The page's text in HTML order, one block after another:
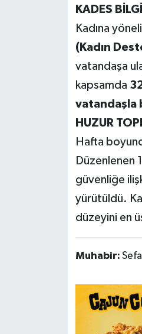
KADES
Kadına
(Kadın
vatandaşa
kapsamda
vatandaşla
HUZUR
Hafta
Düzenlenen
güvenliğe
yürütüldü.
düzeyini en
Muhabir: